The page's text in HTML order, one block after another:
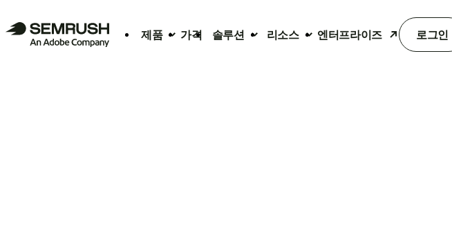
제품 가격 솔루션 리소스 엔터프라이즈 로그인